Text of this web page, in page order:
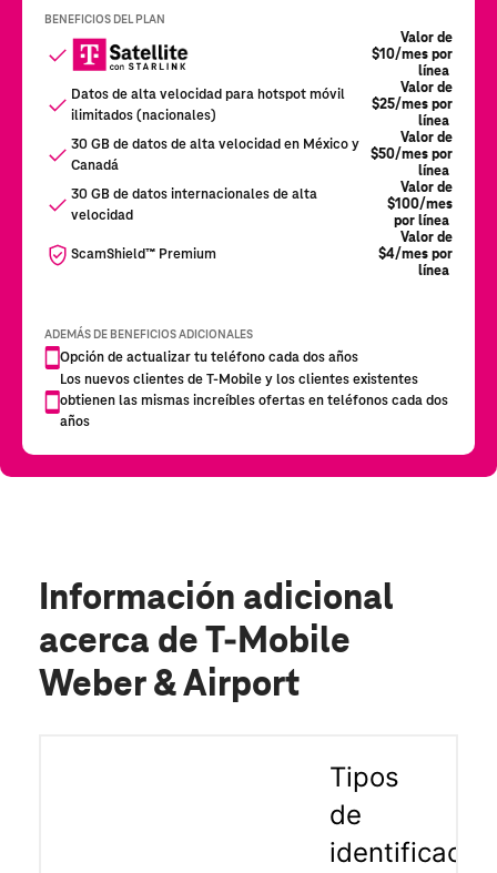
Información adicional
acerca de T-Mobile
Weber & Airport
Tipos
de